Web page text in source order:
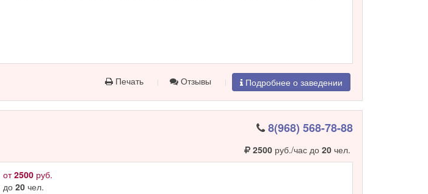
Печать Отзывы Подробнее о заведении
8(968) 568-78-88
2500руб./час до 20чел.
от2500 руб.
до20 чел.